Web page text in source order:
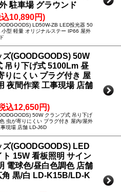
駐車場 グラウンド
10,890円)
LD50W-ZB LED投光器 50
小型 軽量 オリジナルステー IP66 屋外
ズ(GOODGOODS) 50W
吊り下げ式 5100Lm 昼
りにくい プラグ付き 屋
夜間作業 工事現場 店舗
込12,650円)
50W クランプ式 吊り下げ
虫が寄りにくい プラグ付き 屋内/屋外
現場 店舗 LD-J6D
ズ(GOODGOODS) LED
ト 15W 看板照明 サイン
電球色/昼白色調色 店舗
角 黒/白 LD-K15B/LD-K